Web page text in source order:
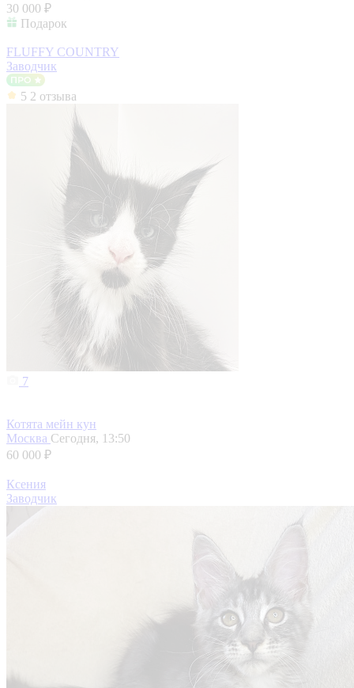
30 000 ₽
Подарок
FLUFFY COUNTRY
Заводчик
5 2 отзыва
7
Котята мейн кун
Москва Сегодня, 13:50
60 000 ₽
Ксения
Заводчик